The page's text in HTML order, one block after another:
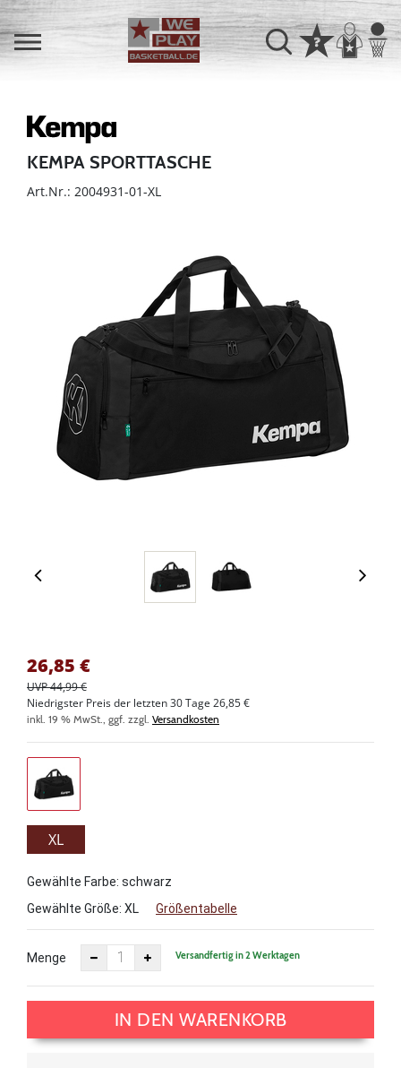
KEMPA SPORTTASCHE
Art.Nr.: 2004931-01-XL
26,85 €
UVP 44,99 €
Niedrigster Preis der letzten 30 Tage 26,85 €
inkl. 19 % MwSt., ggf. zzgl. Versandkosten
XL
Gewählte Farbe: schwarz
Gewählte Größe: XL Größentabelle
Menge Versandfertig in 2 Werktagen
IN DEN WARENKORB